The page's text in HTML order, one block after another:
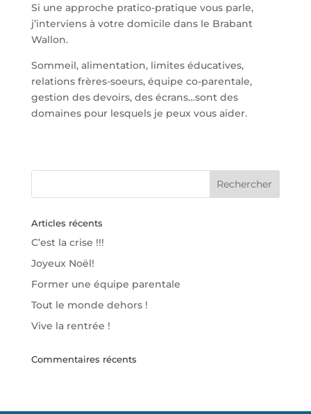
Si une approche pratico-pratique vous parle,
j’interviens à votre domicile dans le Brabant
Wallon.
Sommeil, alimentation, limites éducatives,
relations frères-soeurs, équipe co-parentale,
gestion des devoirs, des écrans…sont des
domaines pour lesquels je peux vous aider.
Articles récents
C’est la crise !!!
Joyeux Noël!
Former une équipe parentale
Tout le monde dehors !
Vive la rentrée !
Commentaires récents